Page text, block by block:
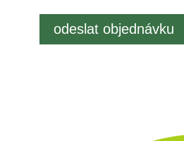
odeslat objednávku